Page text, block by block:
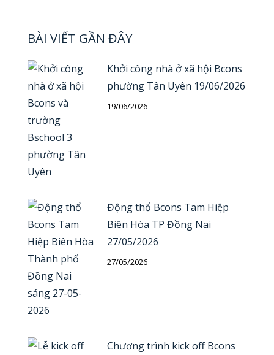
BÀI VIẾT GẦN ĐÂY
Khởi công nhà ở xã hội Bcons
phường Tân Uyên 19/06/2026
19/06/2026
Động thổ Bcons Tam Hiệp
Biên Hòa TP Đồng Nai
27/05/2026
27/05/2026
Chương trình kick off Bcons